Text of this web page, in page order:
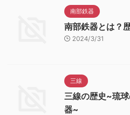
南部鉄器
南部鉄器とは？
2024/3/31
三線
三線の歴史~琉
器~